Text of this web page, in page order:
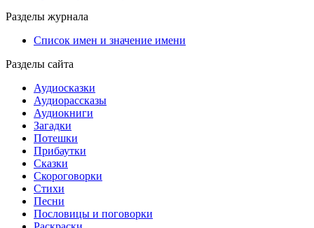
Разделы журнала
Список имен и значение имени
Разделы сайта
Аудиосказки
Аудиорассказы
Аудиокниги
Загадки
Потешки
Прибаутки
Сказки
Скороговорки
Стихи
Песни
Пословицы и поговорки